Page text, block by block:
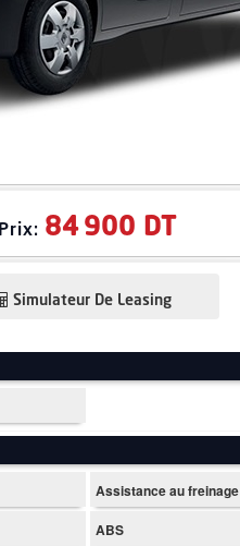
Prix: 84 900 DT
Simulateur De Leasing
Assistance au freinage
ABS